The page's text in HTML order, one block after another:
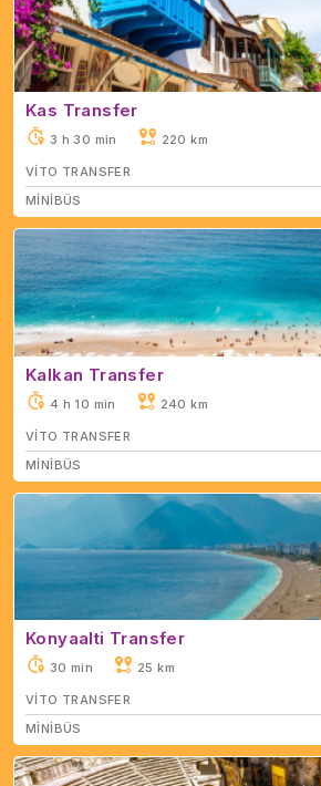
Kas Transfer
3 h 30 min 220 km
VİTO TRANSFER
MİNİBÜS
Kalkan Transfer
4 h 10 min 240 km
VİTO TRANSFER
MİNİBÜS
Konyaalti Transfer
30 min 25 km
VİTO TRANSFER
MİNİBÜS